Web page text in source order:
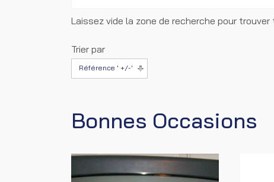
Laissez vide la zone de recherche pour
Trier par
Référence ' +/-'
Bonnes Occasions